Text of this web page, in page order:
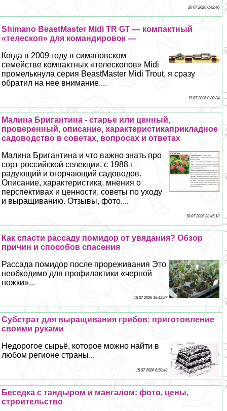
20 07 2026 0:42:46
Shimano BeastMaster Midi TR GT — компактный
«телескоп» для комaндировок —
Когда в 2009 году в симановском
семействе компактных «телескопов» Midi
промелькнула серия BeastMaster Midi Trout, я сразу
обратил на нее внимание....
19 07 2026 0:30:34
Малина Бригантина - старье или ценный,
проверенный, описание, хаpaктеристикаприкладное
садоводство в советах, вопросах и ответах
Малина Бригантина и что важно знать про
сорт российской селекции, с 1988 г
радующий и огорчающий садоводов.
Описание, хаpaктеристика, мнения о
перспективах и ценности, советы по уходу
и выращиванию. Отзывы, фото....
18 07 2026 23:45:13
Как спасти рассаду помидор от увядания? Обзор
причин и способов спасения
Рассада помидор после прореживания Это
необходимо для профилактики «черной
ножки»...
16 07 2026 16:43:27
Субстрат для выращивания грибов: приготовление
своими руками
Недорогое сырьё, которое можно найти в
любом регионе страны...
15 07 2026 6:50:43
Беседка с тандыром и мангалом: фото, цены,
строительство